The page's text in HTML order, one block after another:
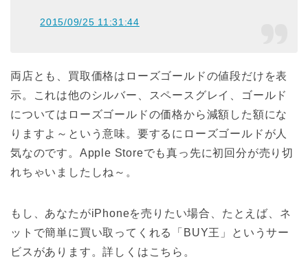
2015/09/25 11:31:44
両店とも、買取価格はローズゴールドの値段だけを表
示。これは他のシルバー、スペースグレイ、ゴールド
についてはローズゴールドの価格から減額した額にな
りますよ～という意味。要するにローズゴールドが人
気なのです。Apple Storeでも真っ先に初回分が売り切
れちゃいましたしね～。
もし、あなたがiPhoneを売りたい場合、たとえば、ネ
ットで簡単に買い取ってくれる「BUY王」というサー
ビスがあります。詳しくはこちら。